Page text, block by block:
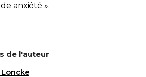
anxiété ».
de l'auteur
Loncke